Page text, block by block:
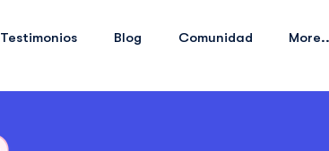
Testimonios Blog Comunidad